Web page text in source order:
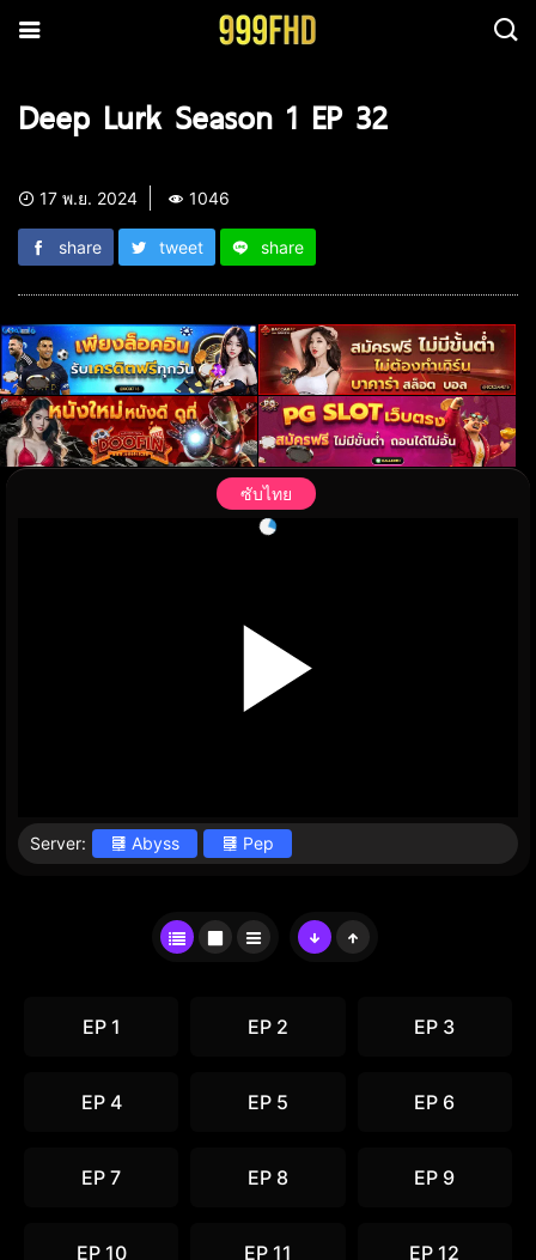
Deep Lurk Season 1 EP 32
17 พ.ย. 2024 1046
share tweet share
ซับไทย
Server: Abyss Pep
EP 1 EP 2 EP 3
EP 4 EP 5 EP 6
EP 7 EP 8 EP 9
EP 10 EP 11 EP 12